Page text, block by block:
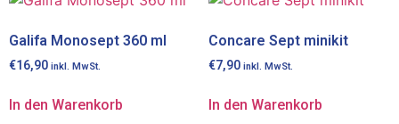
Galifa Monosept 360 ml
€16,90 inkl. MwSt.
In den Warenkorb
Concare Sept minikit
€7,90 inkl. MwSt.
In den Warenkorb